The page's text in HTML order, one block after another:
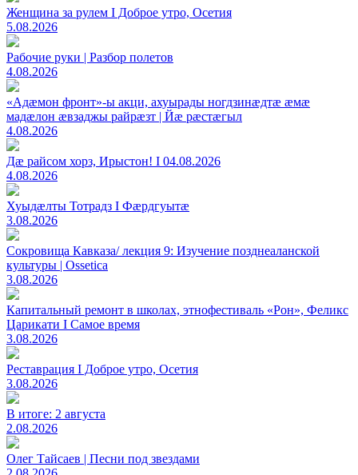
Женщина за рулем I Доброе утро, Осетия
5.08.2026
Рабочие руки | Разбор полетов
4.08.2026
«Адæмон фронт»-ы акци, ахуырады ногдзинæдтæ æмæ
мадæлон æвзаджы райрæзт | Йæ рæстæгыл
4.08.2026
Дæ райсом хорз, Ирыстон! I 04.08.2026
4.08.2026
Хуыдæлты Тотрадз I Фæрдгуытæ
3.08.2026
Сокровища Кавказа/ лекция 9: Изучение позднеаланской
культуры | Ossetica
3.08.2026
Капитальный ремонт в школах, этнофестиваль «Рон», Феликс
Царикати I Самое время
3.08.2026
Реставрация I Доброе утро, Осетия
3.08.2026
В итоге: 2 августа
2.08.2026
Олег Тайсаев | Песни под звездами